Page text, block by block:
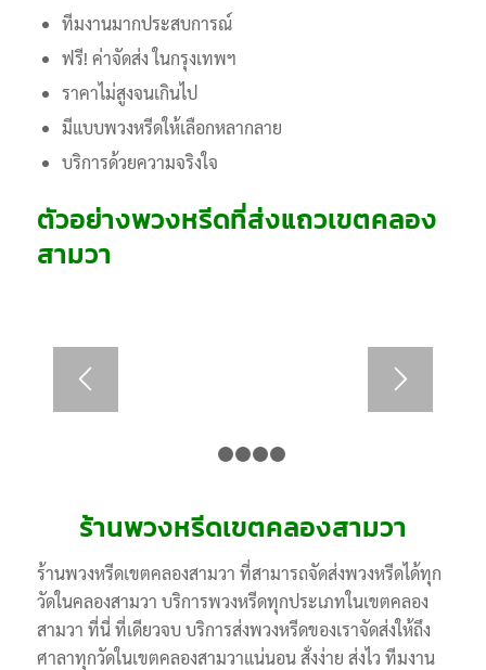
ทีมงานมากประสบการณ์
ฟรี! ค่าจัดส่ง ในกรุงเทพฯ
ราคาไม่สูงจนเกินไป
มีแบบพวงหรีดให้เลือกหลากลาย
บริการด้วยความจริงใจ
ตัวอย่างพวงหรีดที่ส่งแถวเขตคลอง
สามวา
ร้านพวงหรีดเขตคลองสามวา
ร้านพวงหรีดเขตคลองสามวา ที่สามารถจัดส่งพวงหรีดได้ทุก
วัดในคลองสามวา บริการพวงหรีดทุกประเภทในเขตคลอง
สามวา ที่นี่ ที่เดียวจบ บริการส่งพวงหรีดของเราจัดส่งให้ถึง
ศาลาทุกวัดในเขตคลองสามวาแน่นอน สั่งง่าย ส่งไว ทีมงาน